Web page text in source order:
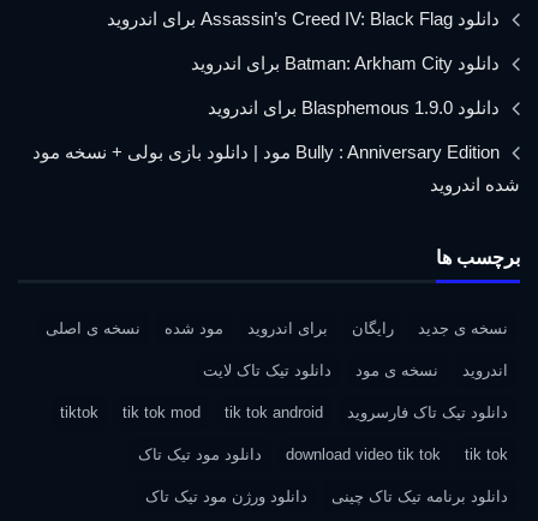
دانلود Assassin’s Creed IV: Black Flag برای اندروید
دانلود Batman: Arkham City برای اندروید
دانلود Blasphemous 1.9.0 برای اندروید
Bully : Anniversary Edition مود | دانلود بازی بولی + نسخه مود
شده اندروید
برچسب ها
نسخه ی جدید رایگان برای اندروید مود شده نسخه ی اصلی
اندروید نسخه ی مود دانلود تیک تاک لایت
دانلود تیک تاک فارسروید tik tok android
tik tok mod
tiktok
tik tok
download video tik tok دانلود مود تیک تاک
دانلود برنامه تیک تاک چینی دانلود ورژن مود تیک تاک